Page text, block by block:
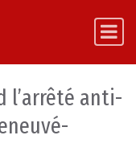
l’arrêté anti-